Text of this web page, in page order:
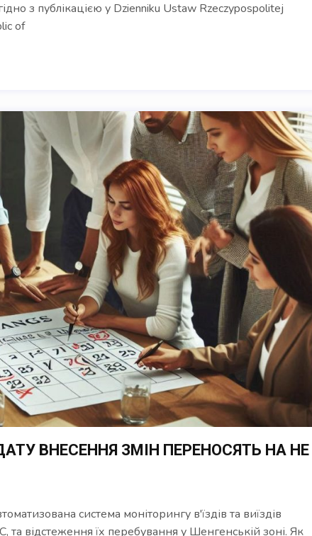
з публікацією у Dzienniku Ustaw Rzeczypospolitej
of
ВНЕСЕННЯ ЗМІН ПЕРЕНОСЯТЬ НА НЕ
система моніторингу в'їздів та виїздів
та відстеження їх перебування у Шенгенській зоні. Як